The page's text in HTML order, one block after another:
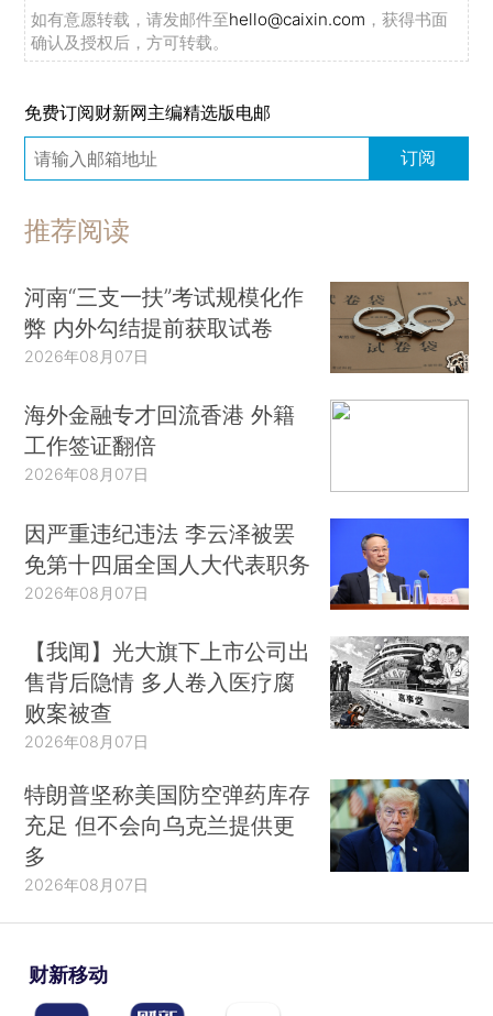
如有意愿转载，请发邮件至hello@caixin.com ，获得书面
确认及授权后，方可转载。
免费订阅财新网主编精选版电邮
订阅
推荐阅读
河南“三支一扶”考试规模化作
弊 内外勾结提前获取试卷
2026年08月07日
海外金融专才回流香港 外籍
工作签证翻倍
2026年08月07日
因严重违纪违法 李云泽被罢
免第十四届全国人大代表职务
2026年08月07日
【我闻】光大旗下上市公司出
售背后隐情 多人卷入医疗腐
败案被查
2026年08月07日
特朗普坚称美国防空弹药库存
充足 但不会向乌克兰提供更
多
2026年08月07日
财新移动